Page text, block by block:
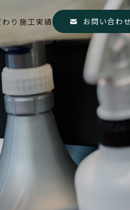
り 施工実績 お問い合わせ